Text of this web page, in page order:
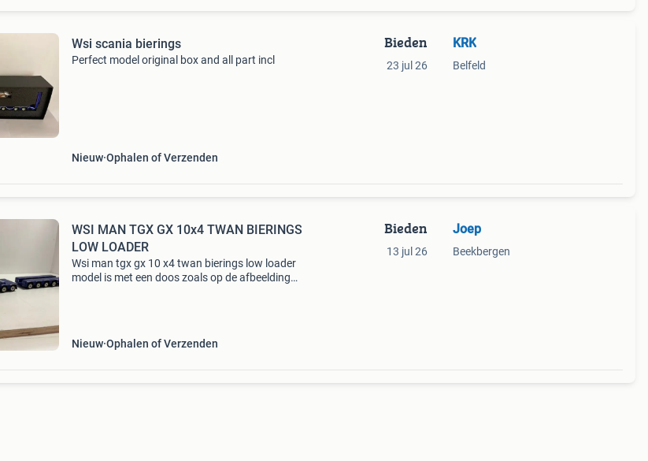
Wsi scania bierings
Perfect model original box and all part incl
Nieuw Ophalen of Verzenden
Bieden
23 jul 26
KRK
Belfeld
WSI MAN TGX GX 10x4 TWAN BIERINGS
LOW LOADER
Wsi man tgx gx 10 x4 twan bierings low loader
model is met een doos zoals op de afbeelding
Nieuw Ophalen of Verzenden
Bieden
13 jul 26
Joep
Beekbergen